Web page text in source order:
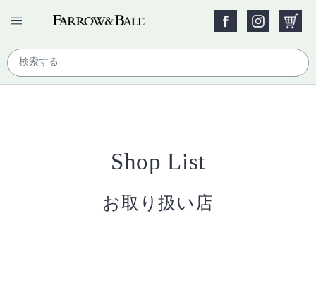
Shop List
お取り扱い店